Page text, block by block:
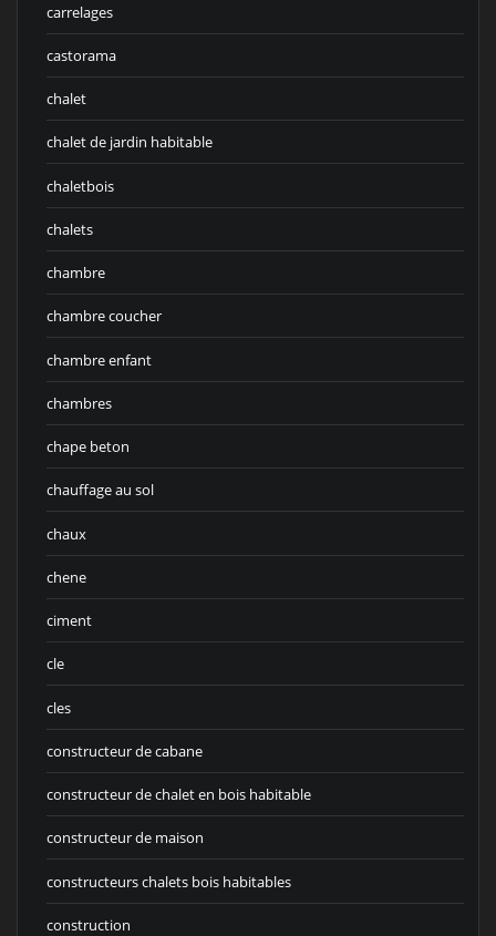
carrelages
castorama
chalet
chalet de jardin habitable
chaletbois
chalets
chambre
chambre coucher
chambre enfant
chambres
chape beton
chauffage au sol
chaux
chene
ciment
cle
cles
constructeur de cabane
constructeur de chalet en bois habitable
constructeur de maison
constructeurs chalets bois habitables
construction